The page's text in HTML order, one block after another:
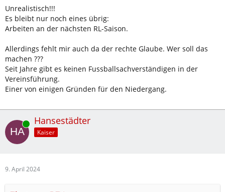
Unrealistisch!!!
Es bleibt nur noch eines übrig:
Arbeiten an der nächsten RL-Saison.
Allerdings fehlt mir auch da der rechte Glaube. Wer soll das
machen ???
Seit Jahre gibt es keinen Fussballsachverständigen in der
Vereinsführung.
Einer von einigen Gründen für den Niedergang.
Online Hansestädter
Kaiser
9. April 2024